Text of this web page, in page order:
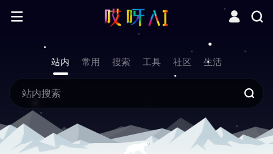
站内 常用 搜索 工具 社区 生活